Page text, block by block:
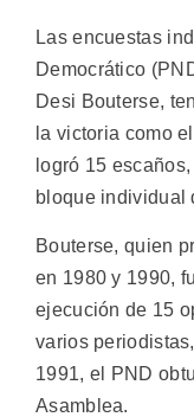
Las encuestas
Democrático
Desi Bouterse,
la victoria como
logró 15
bloque individual
Bouterse, quien
en 1980 y 1990,
ejecución de 15
varios
1991, el PND
Asamblea.